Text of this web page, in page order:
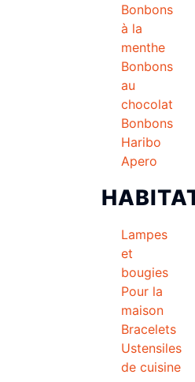
Bonbons
à la
menthe
Bonbons
au
chocolat
Bonbons
Haribo
Apero
Lampes
et
bougies
Pour la
maison
Bracelets
Ustensiles
de cuisine